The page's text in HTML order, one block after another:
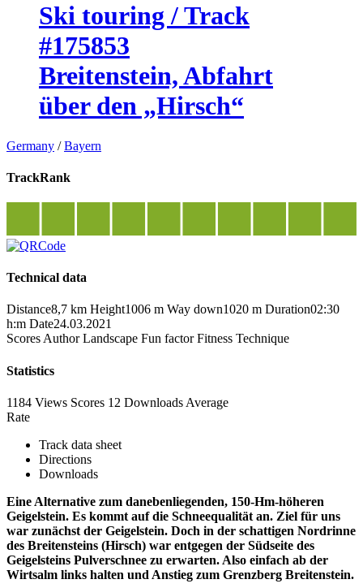
Ski touring / Track
#175853
Breitenstein, Abfahrt
über den „Hirsch“
Germany /Bayern
TrackRank
Technical data
Distance8,7 km Height1006 m Way down1020 m Duration02:30
h:m Date24.03.2021
Scores Author Landscape Fun factor Fitness Technique
Statistics
1184 Views Scores 12 Downloads Average
Rate
Track data sheet
Directions
Downloads
Eine Alternative zum danebenliegenden, 150-Hm-höheren
Geigelstein. Es kommt auf die Schneequalität an. Ziel für uns
war zunächst der Geigelstein. Doch in der schattigen Nordrinne
des Breitensteins (Hirsch) war entgegen der Südseite des
Geigelsteins Pulverschnee zu erwarten. Also einfach ab der
Wirtsalm links halten und Anstieg zum Grenzberg Breitenstein.